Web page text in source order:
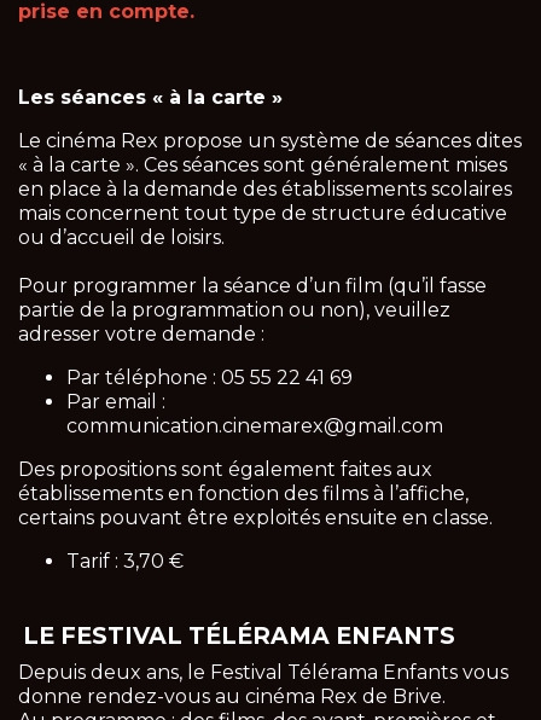
prise en compte.
Les séances « à la carte »
Le cinéma Rex propose un système de séances dites
« à la carte ». Ces séances sont généralement mises
en place à la demande des établissements scolaires
mais concernent tout type de structure éducative
ou d’accueil de loisirs.
Pour programmer la séance d’un film (qu’il fasse
partie de la programmation ou non), veuillez
adresser votre demande :
Par téléphone : 05 55 22 41 69
Par email :
communication.cinemarex@gmail.com
Des propositions sont également faites aux
établissements en fonction des films à l’affiche,
certains pouvant être exploités ensuite en classe.
Tarif : 3,70 €
LE FESTIVAL TÉLÉRAMA ENFANTS
Depuis deux ans, le Festival Télérama Enfants vous
donne rendez-vous au cinéma Rex de Brive.